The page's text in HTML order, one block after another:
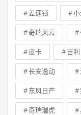
差速锁
奇瑞风云
皮卡 吉利
长安逸动
东风日产
奇瑞瑞虎